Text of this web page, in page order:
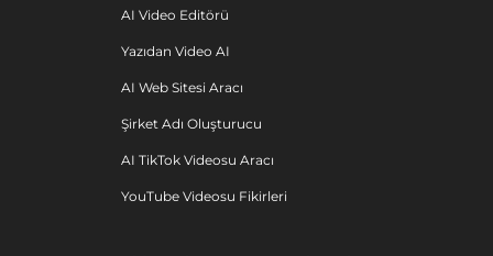
AI Video Editörü
Yazıdan Video AI
AI Web Sitesi Aracı
Şirket Adı Oluşturucu
AI TikTok Videosu Aracı
YouTube Videosu Fikirleri